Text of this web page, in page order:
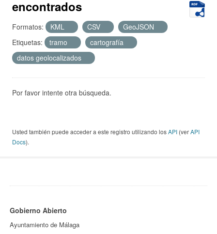
encontrados
Formatos: KML CSV
GeoJSON
Etiquetas:
tramo
cartografía
datos geolocalizados
Por favor intente otra búsqueda.
Usted también puede acceder a este registro utilizando losAPI (verAPI
Docs).
Gobierno Abierto
Ayuntamiento de Málaga